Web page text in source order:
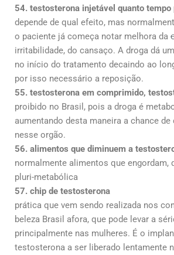
54. testosterona injetável quanto
depende de qual efeito, mas
o paciente já começa notar melhora da
irritabilidade, do cansaço. A droga dá
no início do tratamento decaindo ao
por isso necessário a reposição.
55. testosterona em comprimido,
proibido no Brasil, pois a droga é
aumentando desta maneira a chance
nesse orgão.
56. alimentos que diminuem a
normalmente alimentos que engordam,
pluri-metabólica
57. chip de testosterona
prática que vem sendo realizada nos
beleza Brasil afora, que pode levar a
principalmente nas mulheres. É o
testosterona a ser liberado lentamente